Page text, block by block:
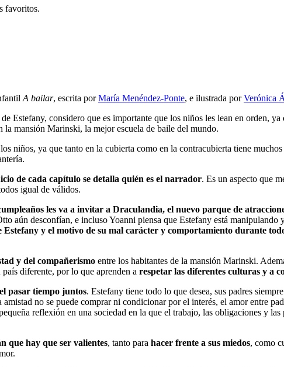
favoritos.
A bailar, escrita porMaría Menéndez-Ponte, e ilustrada porVerónica
Estefany, considero que es importante que los niños les lean en orden,
la mansión Marinski, la mejor escuela de baile del mundo.
niños, ya que tanto en la cubierta como en la contracubierta tiene
de cada capítulo se detalla quién es el narrador. Es un aspecto que
igual de válidos.
les va a invitar a Draculandia, el nuevo parque de
aún desconfían, e incluso Yoanni piensa que Estefany está
y el motivo de su mal carácter y comportamiento durante
y del compañerismo entre los habitantes de la mansión Marinski.
diferente, por lo que aprenden a respetar las diferentes culturas y a
pasar tiempo juntos. Estefany tiene todo lo que desea, sus padres
no se puede comprar ni condicionar por el interés, el amor entre
reflexión en una sociedad en la que el trabajo, las obligaciones y
que hay que ser valientes, tanto para hacer frente a sus miedos, como